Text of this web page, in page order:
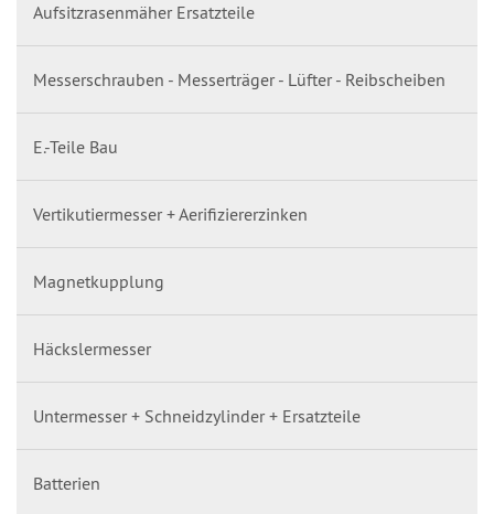
Aufsitzrasenmäher Ersatzteile
Messerschrauben - Messerträger - Lüfter - Reibscheiben
E.-Teile Bau
Vertikutiermesser + Aerifiziererzinken
Magnetkupplung
Häckslermesser
Untermesser + Schneidzylinder + Ersatzteile
Batterien